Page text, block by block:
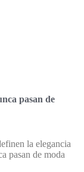
pasan de
la elegancia
pasan de moda